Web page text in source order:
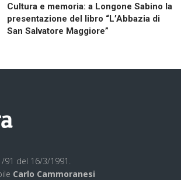
Cultura e memoria: a Longone Sabino la
presentazione del libro “L’Abbazia di
San Salvatore Maggiore”
91 del 16/3/1991.
Carlo Cammoranesi